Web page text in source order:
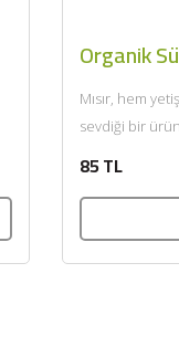
Organik
Mısır, hem
sevdiği bir
85 TL